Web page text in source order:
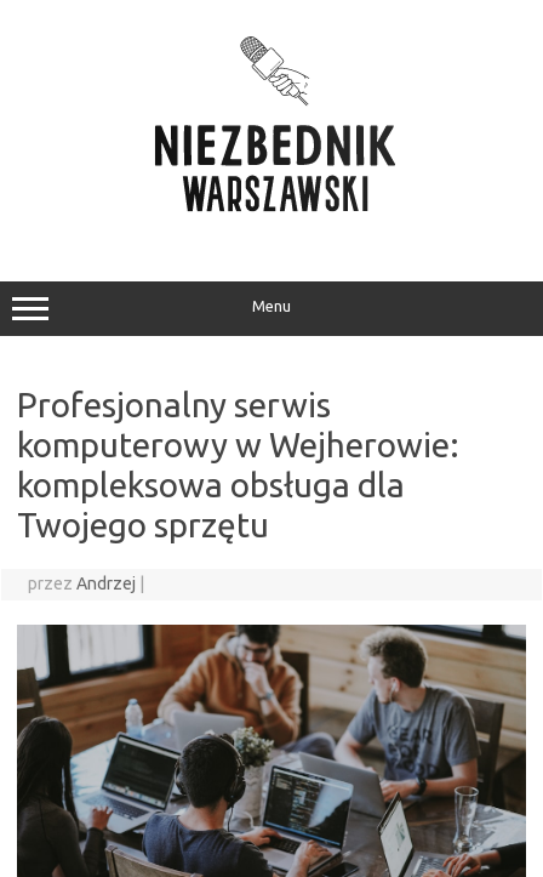
Menu
Profesjonalny serwis
komputerowy w Wejherowie:
kompleksowa obsługa dla
Twojego sprzętu
przez Andrzej